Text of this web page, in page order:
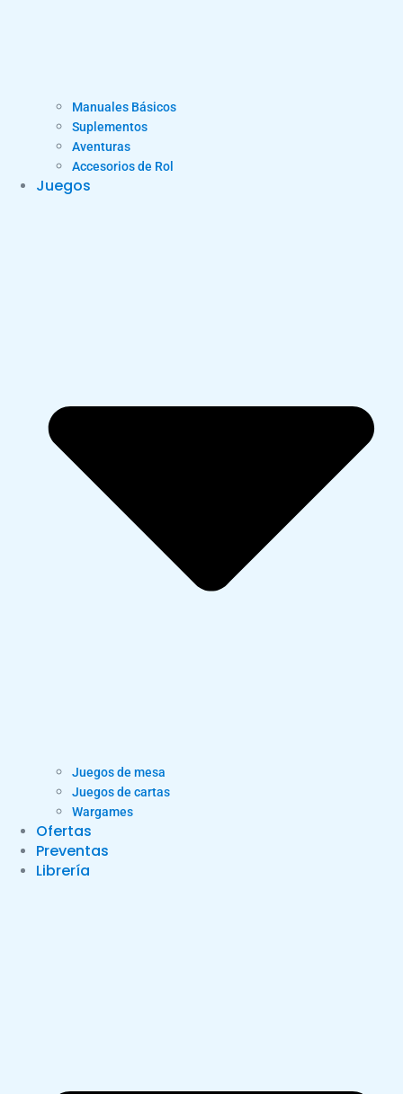
Manuales Básicos
Suplementos
Aventuras
Accesorios de Rol
Juegos
Juegos de mesa
Juegos de cartas
Wargames
Ofertas
Preventas
Librería